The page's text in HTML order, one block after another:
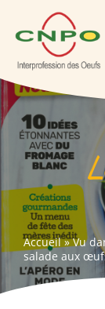
Accueil»Vu
salade aux